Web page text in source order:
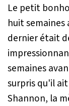
Le petit
huit
dernier était
semaines
surpris qu'il
Shannon, la